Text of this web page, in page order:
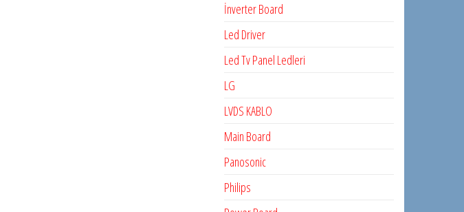
İnverter Board
Led Driver
Led Tv Panel Ledleri
LG
LVDS KABLO
Main Board
Panosonic
Philips